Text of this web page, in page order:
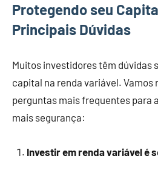
Protegendo seu
Principais Dúvidas
Muitos investidores têm dúvidas
capital na renda variável. Vamos
perguntas mais frequentes para
mais segurança:
Investir em renda variável é